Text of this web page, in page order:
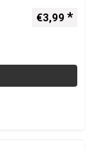
€3,99